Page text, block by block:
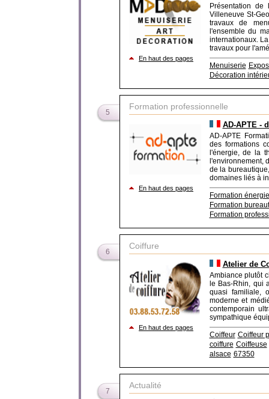
En haut des pages
Présentation
Villeneuve St-
travaux de
l'ensemble du
internationaux.
travaux pour
Menuiserie
Décoration
5
Formation professionnelle
En haut des pages
AD-APTE -
AD-APTE
des formations
l'énergie, de la
l'environnement,
de la
domaines liés à
Formation énergie
Formation
Formation
6
Coiffure
En haut des pages
Atelier de
Ambiance plutôt
le Bas-Rhin, qui
quasi familiale,
moderne et
contemporain
sympathique
Coiffeur Coiffeur
coiffure Coiffeuse
alsace 67350
7
Actualité